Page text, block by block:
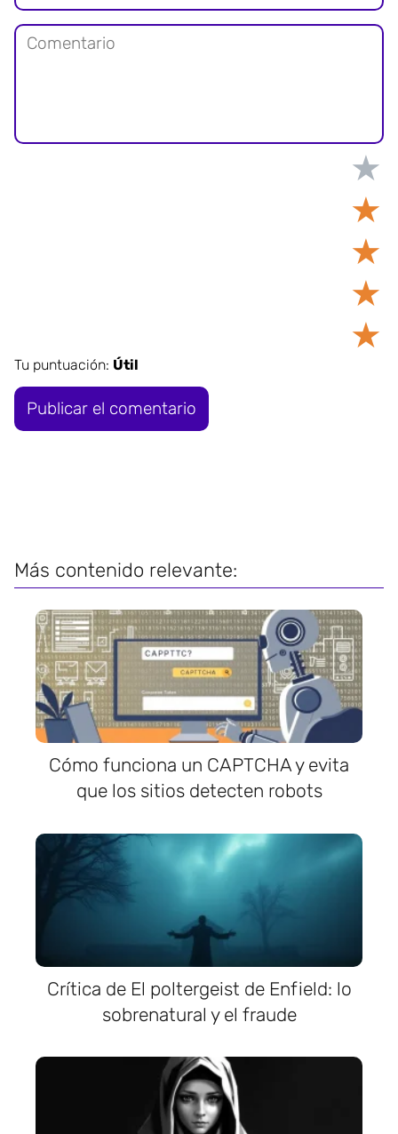
★
★
★
★
★
Tu puntuación: Útil
Más contenido relevante:
Cómo funciona un CAPTCHA y evita
que los sitios detecten robots
Crítica de El poltergeist de Enfield: lo
sobrenatural y el fraude